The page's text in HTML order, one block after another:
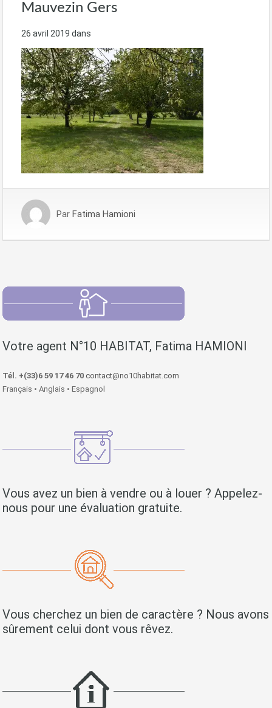
Mauvezin Gers
26 avril 2019 dans
Par Fatima Hamioni
Votre agent N°10 HABITAT, Fatima HAMIONI
Tél. +(33)6 59 17 46 70 contact@no10habitat.com
Français • Anglais • Espagnol
Vous avez un bien à vendre ou à louer ? Appelez-
nous pour une évaluation gratuite.
Vous cherchez un bien de caractère ? Nous avons
sûrement celui dont vous rêvez.